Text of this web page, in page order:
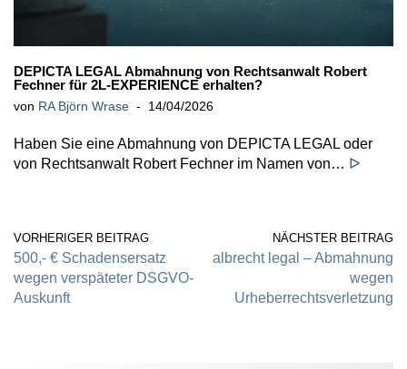
DEPICTA LEGAL Abmahnung von Rechtsanwalt Robert
Fechner für 2L-EXPERIENCE erhalten?
von RA Björn Wrase 14/04/2026
Haben Sie eine Abmahnung von DEPICTA LEGAL oder
von Rechtsanwalt Robert Fechner im Namen von… ᐅ
VORHERIGER BEITRAG
500,- € Schadensersatz
wegen verspäteter DSGVO-
Auskunft
NÄCHSTER BEITRAG
albrecht legal – Abmahnung
wegen
Urheberrechtsverletzung